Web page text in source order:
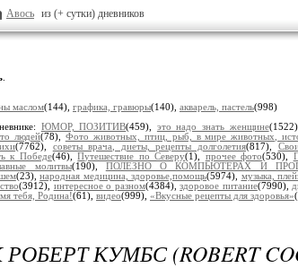
Авось из (+ сутки) дневников
маслом(144), графика, гравюры(140), акварель, пастель(998)
ЮМОР, ПОЗИТИВ(459), это надо знать женщине
людей(78), Фото животных, птиц, рыб, в мире животных,
(7762), советы врача, диеты, рецепты долголетия(817),
к Победе(46),Путешествие по Северу(1), прочее фото(530),
молитвы(190), ПОЛЕЗНО О КОМПЬЮТЕРАХ И
(23),народная медицина, здоровье,помощь(5974), музыка,
(3912), интересное о разном(4384),здоровое питание(7990),
тебя, Родина!(61), видео(999), «Вкусные рецепты для здоровья»
КУМБС (ROBERT